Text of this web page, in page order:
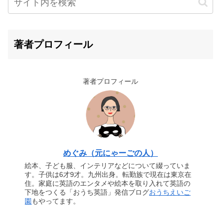
著者プロフィール
著者プロフィール
めぐみ（元にゃーごの人）
絵本、子ども服、インテリアなどについて綴っていま
す。子供は6才9才。九州出身。転勤族で現在は東京在
住。家庭に英語のエンタメや絵本を取り入れて英語の
下地をつくる「おうち英語」発信ブログおうちえいご
園 もやってます。